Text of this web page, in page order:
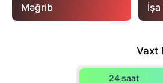
Məğrib İşa
Vaxt
24 saat